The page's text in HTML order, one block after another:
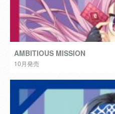
AMBITIOUS MISSION
10月発売